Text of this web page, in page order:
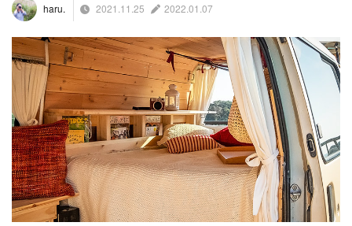
haru. 2021.11.25 2022.01.07